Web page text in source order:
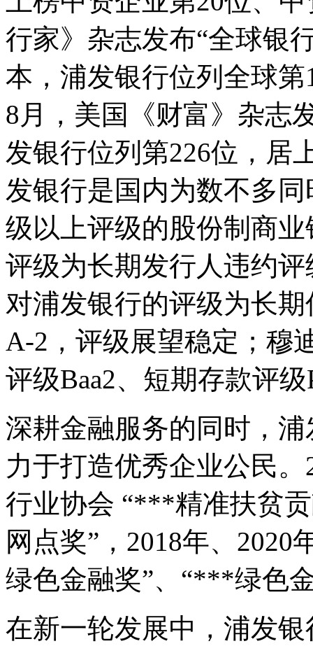
行家》杂志发布“全球银
本，浦发银行位列全球
8月，美国《财富》杂志
发银行位列第226位，居
发银行是国内为数不多
级以上评级的股份制商
评级为长期发行人违约
对浦发银行的评级为长
A-2，评级展望稳定；穆
评级Baa2、短期存款评
深耕金融服务的同时，
力于打造优秀企业公民
行业协会 “***精准扶贫
网点奖”，2018年、
绿色金融奖”、“***绿色
在新一轮发展中，浦发